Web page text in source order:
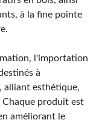
à la fine pointe
l'importation
à
alliant esthétique,
produit est
améliorant le